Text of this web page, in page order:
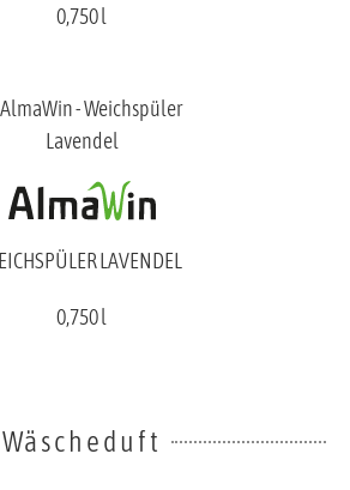
0,750 l
LAVENDEL
0,750 l
Wäscheduft